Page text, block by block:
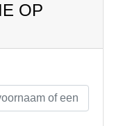
OP